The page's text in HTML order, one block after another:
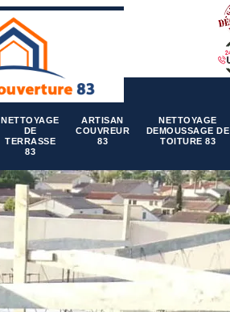
NETTOYAGE
DE
TERRASSE
83
ARTISAN
COUVREUR
83
NETTOYAGE
DEMOUSSAGE DE
TOITURE 83